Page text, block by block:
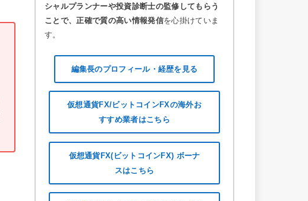
シャルプランナーや投資診断士の監修してもらう
ことで、正確で質の高い情報発信を心掛けていま
す。
編集長のプロフィール・経歴を見る
仮想通貨FX/ビットコインFXの海外お
すすめ業者はこちら
仮想通貨FX(ビットコインFX) ボーナ
スはこちら